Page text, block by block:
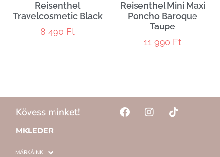
Reisenthel
Travelcosmetic Black
8 490 Ft
Reisenthel Mini Maxi
Poncho Baroque
Taupe
11 990 Ft
Kövess minket!
MKLEDER
MÁRKÁINK